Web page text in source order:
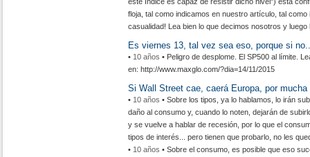
floja, tal como indicamos en nuestro artículo, tal
casualidad! Lea bien lo que decimos nosotros y
Es viernes 13, tal vez sea eso, porque si
• 10 años • Peligro de desplome. El SP500 al límite.
en: http://www.maxglo.com/?dia=14/11/2015
Si Wall Street cae, caerá Europa, por
• 10 años • Sobre los tipos, ya lo hablamos, lo irán
daño al consumo y, cuando lo noten, dejarán de
y se vuelve a hablar de recesión, por lo que el
tipos de interés... pero tienen que probarlo, no les
• 10 años • Sobre el consumo, es posible que eso